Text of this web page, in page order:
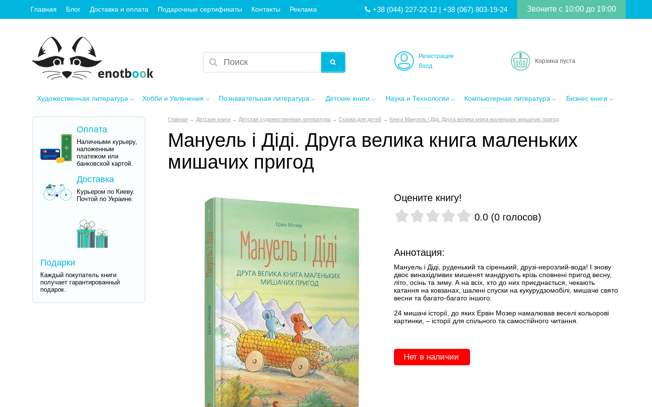
Главная Блог Доставка и оплата Подарочные сертификаты Контакты Реклама Звоните с 10:00 до 19:00
+38 (044) 227-22-12 |+38 (067) 803-19-24
Корзина пуста
Регистрация
Вход
Художественная литература Хобби и Увлечения Познавательная литература Детские книги Наука и Технологии Компьютерная литература Бизнес книги
Оплата
Наличными курьеру,
наложенным
платежом или
банковской картой.
Доставка
Курьером по Киеву.
Почтой по Украине.
Подарки
Каждый покупатель книги
получает гарантированный
подарок.
Главная → Детские книги → Детская художественная литература →Сказки для детей → Книга Мануель і Діді. Друга велика книга маленьких мишачих пригод
Мануель і Діді. Друга велика книга маленьких
мишачих пригод
Оцените книгу!
0.0 (0 голосов)
Аннотация:
Мануель і Діді, руденький та сіренький, друзі-нерозлий-вода! І знову
двоє винахідливих мишенят мандрують крізь сповнені пригод весну,
літо, осінь та зиму. А на всіх, хто до них приєднається, чекають
катання на ковзанах, шалені спуски на кукурудзомобілі, мишаче свято
весни та багато-багато іншого.
24 мишачі історії, до яких Ервін Мозер намалював веселі кольорові
картинки, – історії для спільного та самостійного читання.
Нет в наличии